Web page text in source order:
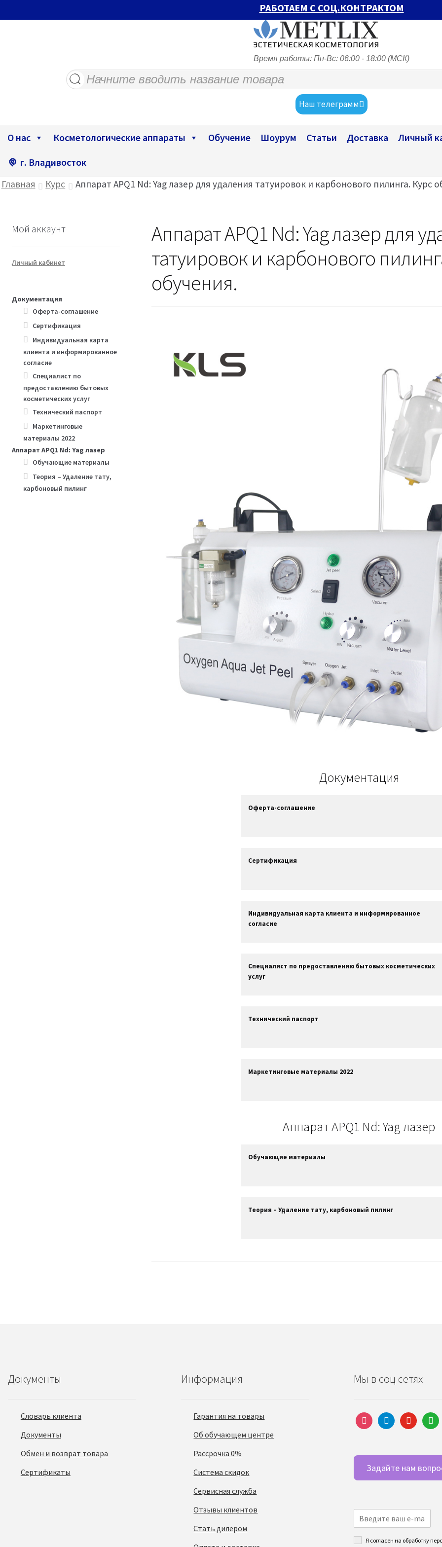
РАБОТАЕМ С СОЦ.КОНТРАКТОМ
Время работы: Пн-Вс: 06:00 - 18:00 (МСК)
Поиск
товаров
Наш телеграмм
О нас Косметологические аппараты Обучение Шоурум Статьи Доставка Личный
г. Владивосток
Главная Курс Аппарат APQ1 Nd: Yag лазер для удаления татуировок и карбонового пилинга. Курс
Аппарат APQ1 Nd: Yag лазер для
татуировок и карбонового
обучения.
Документация
Оферта-соглашение
Сертификация
Индивидуальная карта клиента и информированное
согласие
Специалист по предоставлению бытовых косметических
услуг
Технический паспорт
Маркетинговые материалы 2022
Аппарат APQ1 Nd: Yag лазер
Обучающие материалы
Теория – Удаление тату, карбоновый пилинг
Мой аккаунт
Личный кабинет
Документация
Оферта-соглашение
Сертификация
Индивидуальная карта
клиента и информированное
согласие
Специалист по
предоставлению бытовых
косметических услуг
Технический паспорт
Маркетинговые
материалы 2022
Аппарат APQ1 Nd: Yag лазер
Обучающие материалы
Теория – Удаление тату,
карбоновый пилинг
Документы
Словарь клиента
Документы
Обмен и возврат товара
Сертификаты
Информация
Гарантия на товары
Об обучающем центре
Рассрочка 0%
Система скидок
Сервисная служба
Отзывы клиентов
Стать дилером
Мы в соц сетях
instagramtelegramyoutube
Задайте нам
Я согласен на обработку